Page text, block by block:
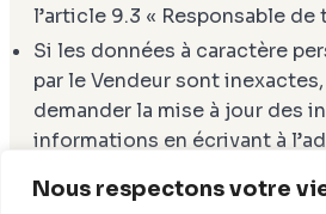
Nous respectons votre
l’article 9.3 « Responsable de
Si les données à caractère
par le Vendeur sont
demander la mise à jour des
informations en écrivant à
Ils peuvent demander la